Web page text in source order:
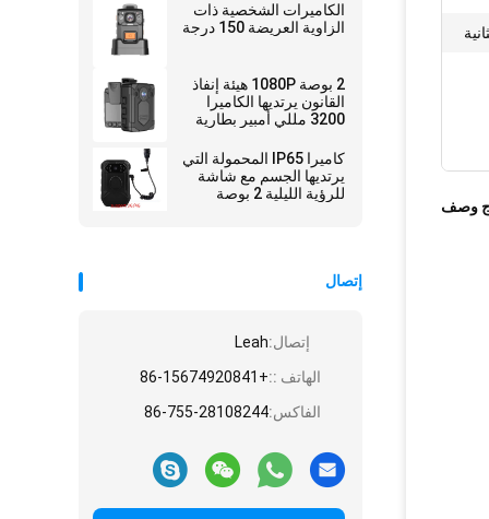
الكاميرات الشخصية ذات
الزاوية العريضة 150 درجة
2 بوصة 1080P هيئة إنفاذ
القانون يرتديها الكاميرا
3200 مللي أمبير بطارية
كاميرا IP65 المحمولة التي
يرتديها الجسم مع شاشة
للرؤية الليلية 2 بوصة
إتصال
إتصال:Leah
الهاتف ::+86-15674920841
الفاكس:86-755-28108244
وصف